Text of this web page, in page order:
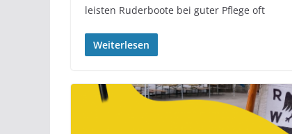
leisten Ruderboote bei guter Pflege oft
Weiterlesen